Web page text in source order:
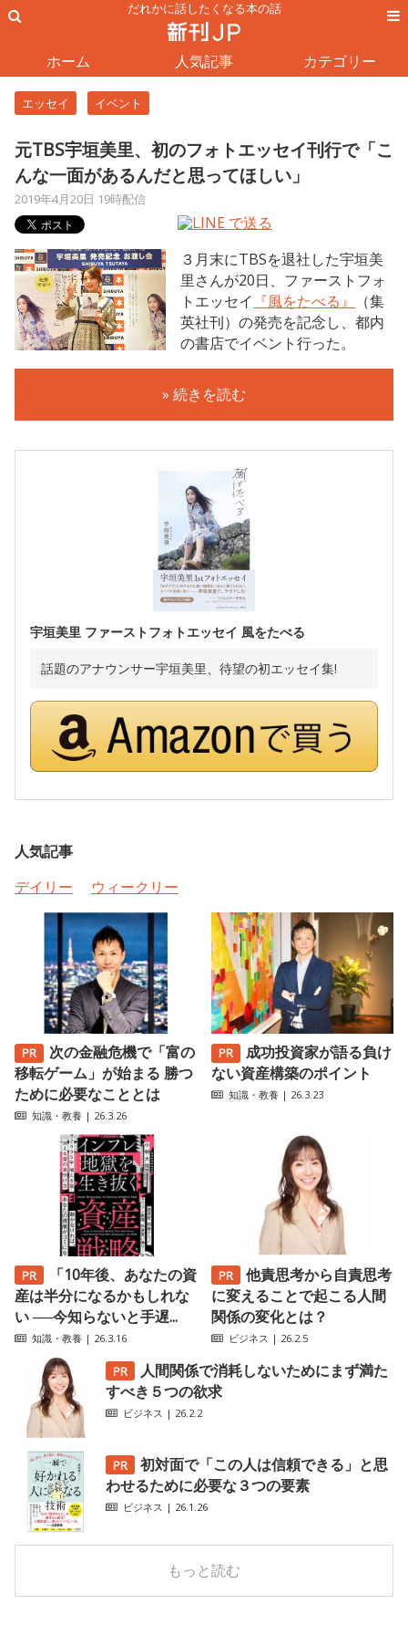
だれかに話したくなる本の話
ホーム 人気記事 カテゴリー
エッセイ イベント
元TBS宇垣美里、初のフォトエッセイ刊行で「こ
んな一面があるんだと思ってほしい」
2019年4月20日 19時配信
３月末にTBSを退社した宇垣美
里さんが20日、ファーストフォ
トエッセイ 『風をたべる』
（集
英社刊）の発売を記念し、都内
の書店でイベント行った。
» 続きを読む
宇垣美里 ファーストフォトエッセイ 風をたべる
話題のアナウンサー宇垣美里、待望の初エッセイ集!
人気記事
デイリー
ウィークリー
次の金融危機で「富の
移転ゲーム」が始まる 勝つ
ために必要なこととは
知識・教養 | 26.3.26
成功投資家が語る負け
ない資産構築のポイント
知識・教養 | 26.3.23
「10年後、あなたの資
産は半分になるかもしれな
い ──今知らないと手遅...
知識・教養 | 26.3.16
他責思考から自責思考
に変えることで起こる人間
関係の変化とは？
ビジネス | 26.2.5
人間関係で消耗しないためにまず満た
すべき５つの欲求
ビジネス | 26.2.2
初対面で「この人は信頼できる」と思
わせるために必要な３つの要素
ビジネス | 26.1.26
もっと読む